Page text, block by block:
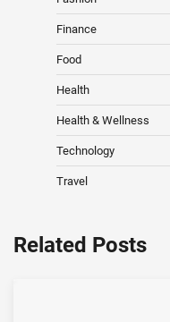
Finance
Food
Health
Health & Wellness
Technology
Travel
Related Posts